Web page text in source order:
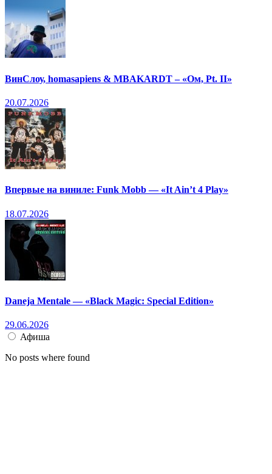
ВинСлоу, homasapiens & MBAKARDT – «Ом, Pt. II»
20.07.2026
Впервые на виниле: Funk Mobb — «It Ain’t 4 Play»
18.07.2026
Daneja Mentale — «Black Magic: Special Edition»
29.06.2026
Афиша
No posts where found